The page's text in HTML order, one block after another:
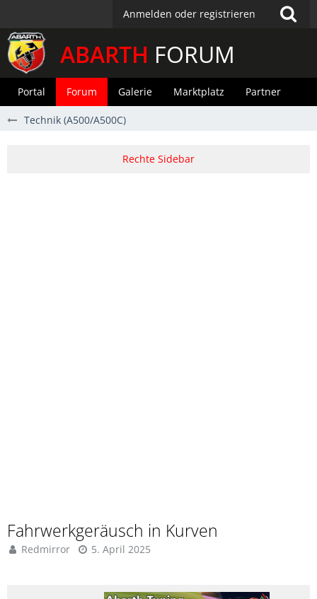
Anmelden oder registrieren
ABARTH FORUM
Portal Forum Galerie Marktplatz Partner
Technik (A500/A500C)
Fahrwerkgeräusch in Kurven
Redmirror 5. April 2025